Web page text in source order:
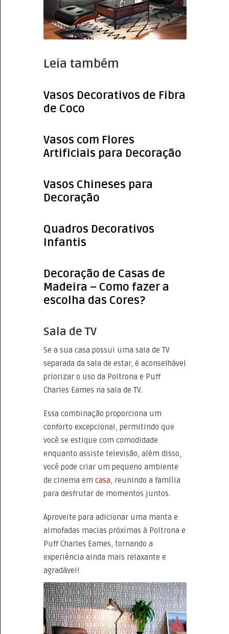
Leia também
Vasos Decorativos de Fibra
de Coco
Vasos com Flores
Artificiais para Decoração
Vasos Chineses para
Decoração
Quadros Decorativos
Infantis
Decoração de Casas de
Madeira – Como fazer a
escolha das Cores?
Sala de TV
Se a sua casa possui uma sala de TV
separada da sala de estar, é aconselhável
priorizar o uso da Poltrona e Puff
Charles Eames na sala de TV.
Essa combinação proporciona um
conforto excepcional, permitindo que
você se estique com comodidade
enquanto assiste televisão, além disso,
você pode criar um pequeno ambiente
de cinema em casa, reunindo a família
para desfrutar de momentos juntos.
Aproveite para adicionar uma manta e
almofadas macias próximas à Poltrona e
Puff Charles Eames, tornando a
experiência ainda mais relaxante e
agradável!